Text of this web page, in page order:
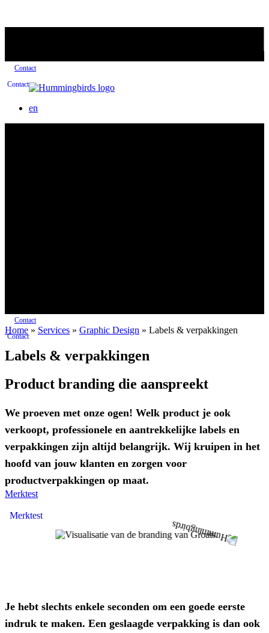
Contact
Contact
en
Contact
Contact
Home » Services » Graphic Design » Labels & verpakkingen
Labels & verpakkingen
Product branding die aanspreekt
We proeven met onze ogen! Welk product je ook
verkoopt, professionele en aantrekkelijke labels en
verpakkingen zijn altijd belangrijk. Wij kruipen in het
hoofd van jouw klanten en zorgen voor
productverpakkingen op maat.
Merktest
Merktest
Je hebt slechts enkele seconden om een goede eerste
indruk te maken. Een geslaagde verpakking is dan ook